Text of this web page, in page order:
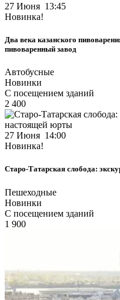
27 Июня 13:45
Новинка!
Два века казанского
пивоваренный завод
Автобусные
Новинки
С посещением зданий
2 400
27 Июня 14:00
Новинка!
Старо-Татарская слобода:
Пешеходные
Новинки
С посещением зданий
1 900